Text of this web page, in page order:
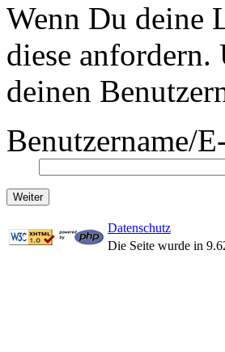
Wenn Du deine
diese anfordern.
deinen
Benutzername/
Datenschutz
Die Seite wurde in